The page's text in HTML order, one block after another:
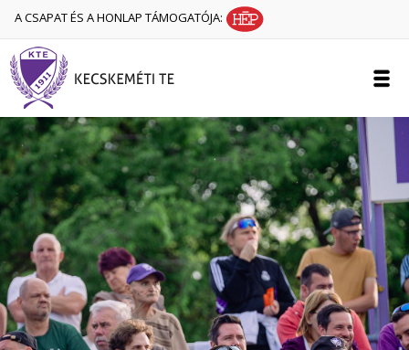
A CSAPAT ÉS A HONLAP TÁMOGATÓJA: